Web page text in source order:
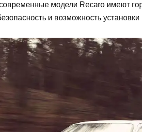
модели Recaro имеют
и возможность